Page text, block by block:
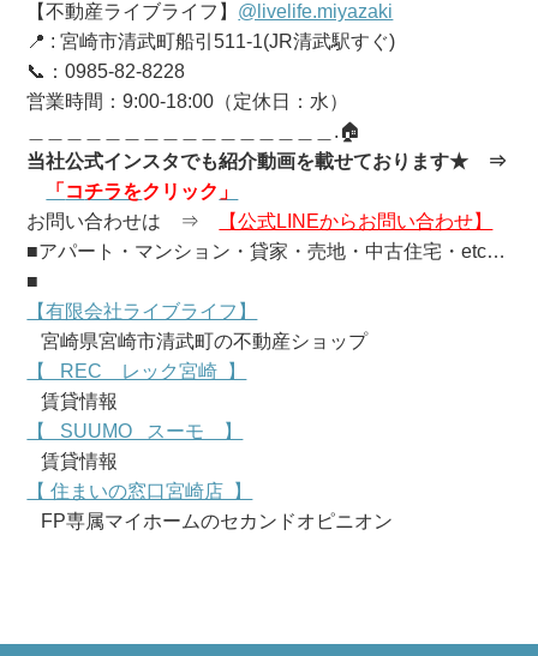
【不動産ライブライフ】 @livelife.miyazaki
📍 : 宮崎市清武町船引511-1(JR清武駅すぐ)
📞：0985-82-8228
営業時間：9:00-18:00（定休日：水）
＿＿＿＿＿＿＿＿＿＿＿＿＿＿＿＿.🏠
当社公式インスタでも紹介動画を載せております★ ⇒
「 コチラをクリック 」
お問い合わせは ⇒
【公式LINEからお問い合わせ】
■アパート・マンション・貸家・売地・中古住宅・etc…
■
【有限会社ライブライフ】
宮崎県宮崎市清武町の不動産ショップ
【 REC レック宮崎 】
賃貸情報
【 SUUMO スーモ 】
賃貸情報
【 住まいの窓口宮崎店 】
FP専属マイホームのセカンドオピニオン